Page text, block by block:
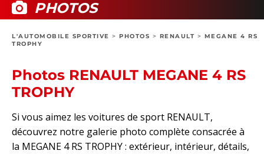
PHOTOS
L'AUTOMOBILE SPORTIVE > PHOTOS > RENAULT > MEGANE 4 RS
TROPHY
Photos RENAULT MEGANE 4 RS
TROPHY
Si vous aimez les voitures de sport RENAULT,
découvrez notre galerie photo complète consacrée à
la MEGANE 4 RS TROPHY : extérieur, intérieur, détails,